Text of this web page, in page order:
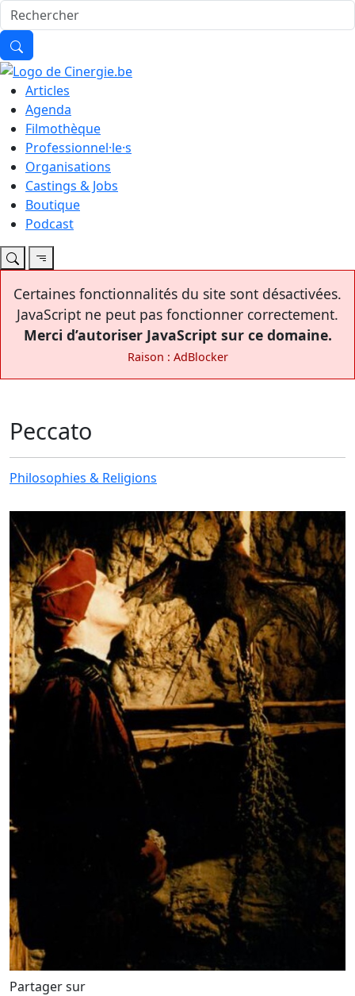
Articles
Agenda
Filmothèque
Professionnel·le·s
Organisations
Castings & Jobs
Boutique
Podcast
Certaines fonctionnalités du site sont désactivées.
JavaScript ne peut pas fonctionner correctement.
Merci d’autoriser JavaScript sur ce domaine.
Raison : AdBlocker
Peccato
Philosophies & Religions
Partager sur